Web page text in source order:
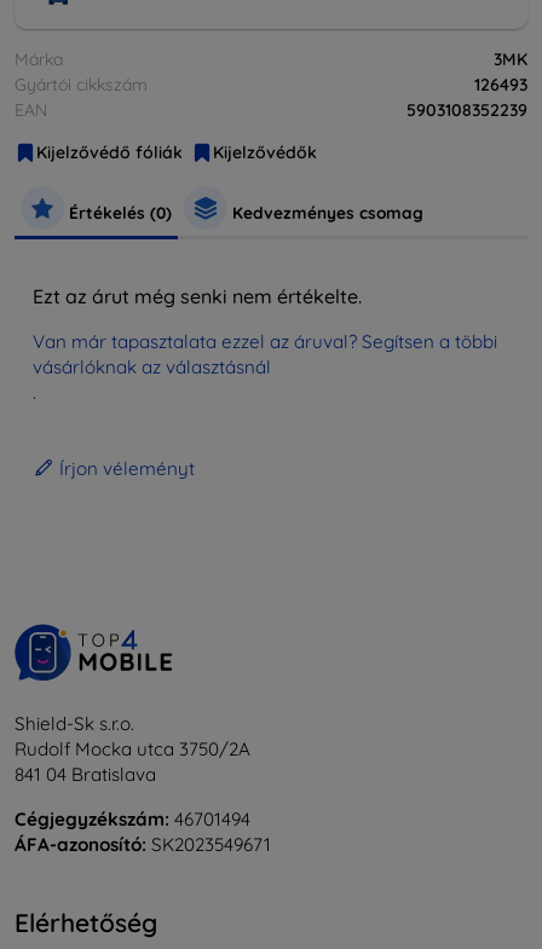
Márka
3MK
Gyártói cikkszám
126493
EAN
5903108352239
Kijelzővédő fóliák
Kijelzővédők
Értékelés (0) Kedvezményes csomag
Ezt az árut még senki nem értékelte.
Van már tapasztalata ezzel az áruval? Segítsen a többi
vásárlóknak az választásnál
.
Írjon véleményt
Shield-Sk s.r.o.
Rudolf Mocka utca 3750/2A
841 04 Bratislava
Cégjegyzékszám: 46701494
ÁFA-azonosító: SK2023549671
Elérhetőség